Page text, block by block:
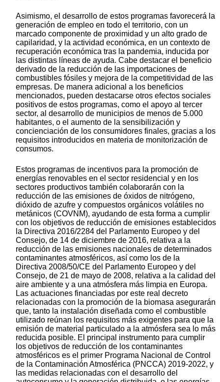
Asimismo, el desarrollo de estos programas favorecerá la
generación de empleo en todo el territorio, con un
marcado componente de proximidad y un alto grado de
capilaridad, y la actividad económica, en un contexto de
recuperación económica tras la pandemia, inducida por
las distintas líneas de ayuda. Cabe destacar el beneficio
derivado de la reducción de las importaciones de
combustibles fósiles y mejora de la competitividad de las
empresas. De manera adicional a los beneficios
mencionados, pueden destacarse otros efectos sociales
positivos de estos programas, como el apoyo al tercer
sector, al desarrollo de municipios de menos de 5.000
habitantes, o el aumento de la sensibilización y
concienciación de los consumidores finales, gracias a los
requisitos introducidos en materia de monitorización de
consumos.
Estos programas de incentivos para la promoción de
energías renovables en el sector residencial y en los
sectores productivos también colaborarán con la
reducción de las emisiones de óxidos de nitrógeno,
dióxido de azufre y compuestos orgánicos volátiles no
metánicos (COVNM), ayudando de esta forma a cumplir
con los objetivos de reducción de emisiones establecidos
la Directiva 2016/2284 del Parlamento Europeo y del
Consejo, de 14 de diciembre de 2016, relativa a la
reducción de las emisiones nacionales de determinados
contaminantes atmosféricos, así como los de la
Directiva 2008/50/CE del Parlamento Europeo y del
Consejo, de 21 de mayo de 2008, relativa a la calidad del
aire ambiente y a una atmósfera más limpia en Europa.
Las actuaciones financiadas por este real decreto
relacionadas con la promoción de la biomasa asegurarán
que, tanto la instalación diseñada como el combustible
utilizado reúnan los requisitos más exigentes para que la
emisión de material particulado a la atmósfera sea lo más
reducida posible. El principal instrumento para cumplir
los objetivos de reducción de los contaminantes
atmosféricos es el primer Programa Nacional de Control
de la Contaminación Atmosférica (PNCCA) 2019-2022, y
las medidas relacionadas con el desarrollo del